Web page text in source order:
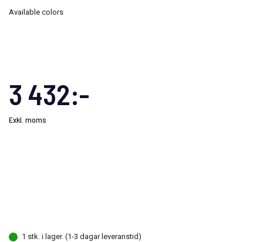
3 432:-
Exkl. moms
Available colors
1 stk. i lager. (1-3 dagar leveranstid)